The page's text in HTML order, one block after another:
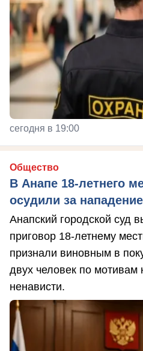
сегодня в 19:00
Общество
В Анапе 18-летнего
осудили за
Анапский городской суд
приговор 18-летнему
признали виновным в
двух человек по мотивам
ненависти.